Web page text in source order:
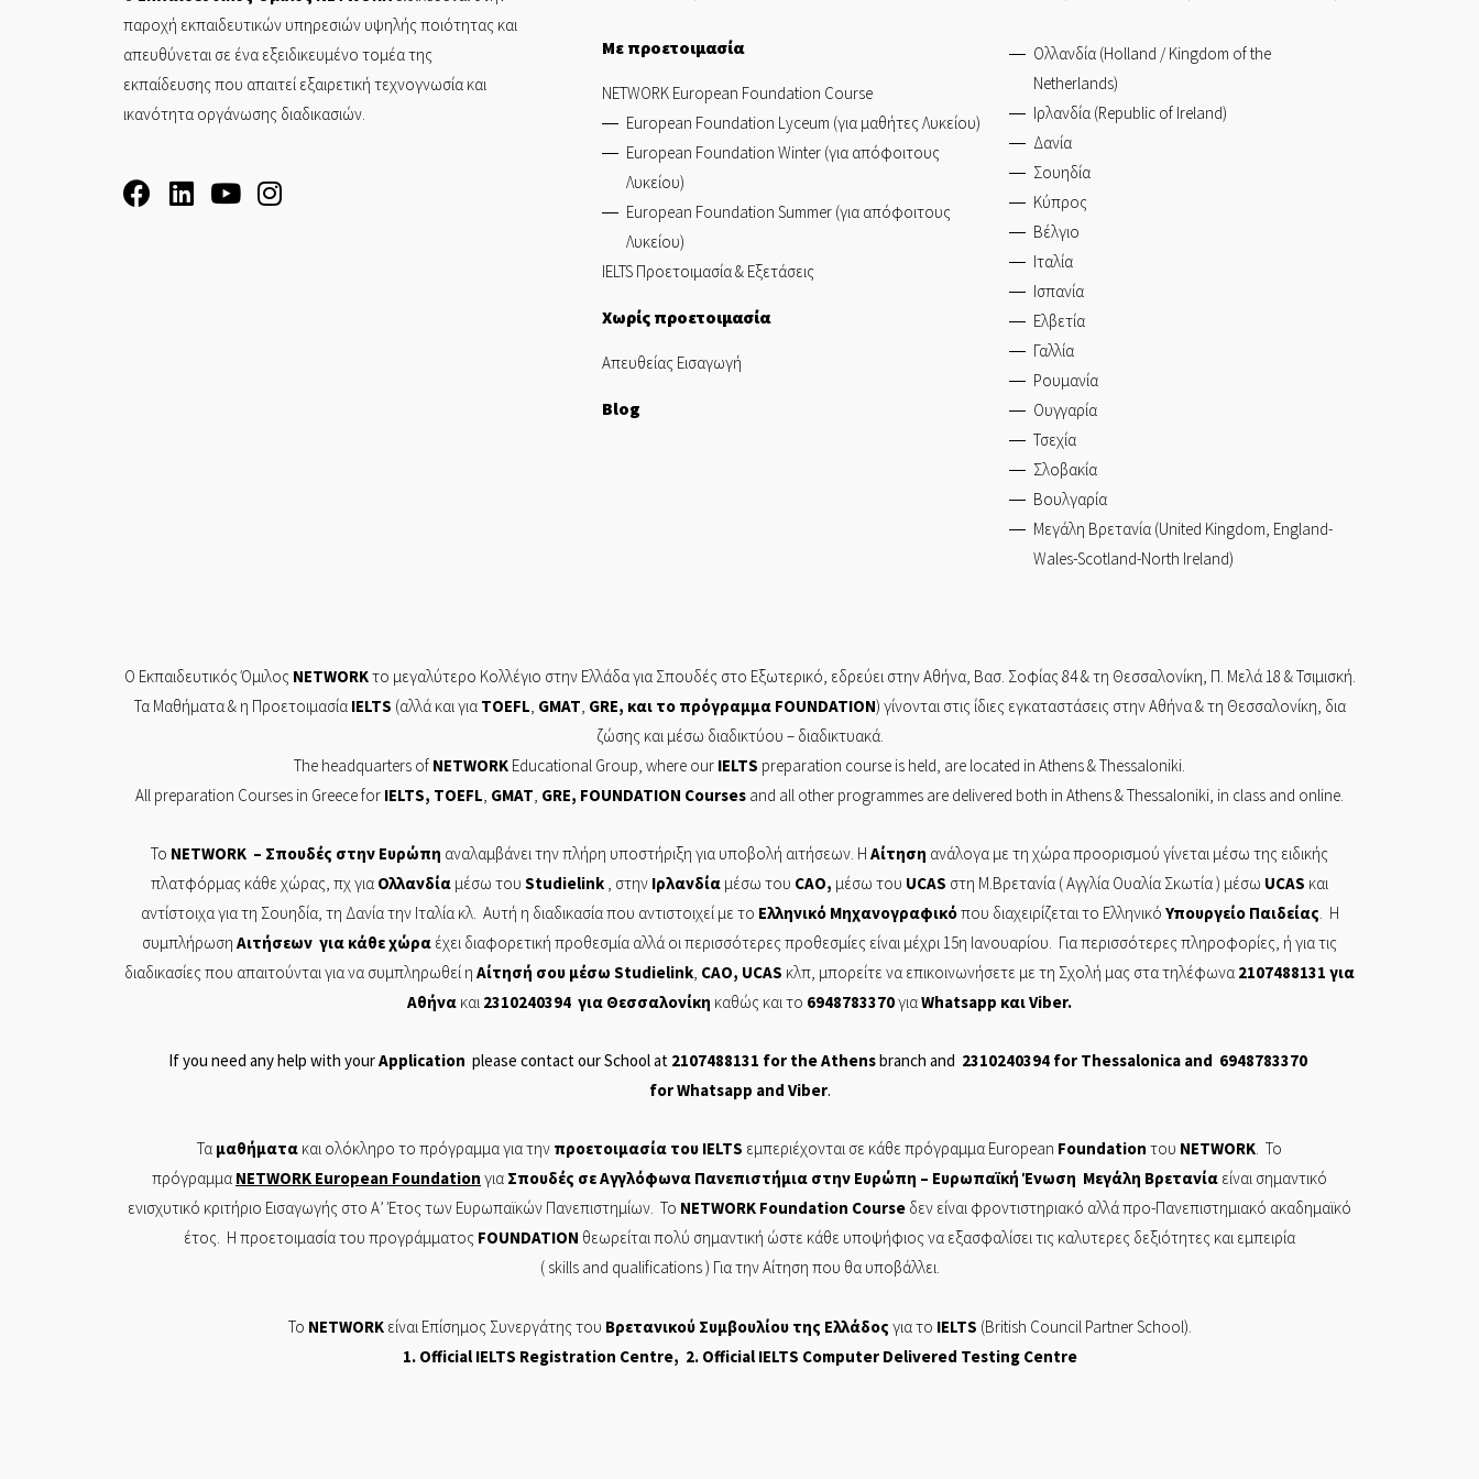
παροχή εκπαιδευτικών υπηρεσιών υψηλής ποιότητας και
απευθύνεται σε ένα εξειδικευμένο τομέα της
εκπαίδευσης που απαιτεί εξαιρετική τεχνογνωσία και
ικανότητα οργάνωσης διαδικασιών.
Με προετοιμασία
NETWORK European Foundation Course
European Foundation Lyceum (για μαθήτες Λυκείου)
European Foundation Winter (για απόφοιτους
Λυκείου)
European Foundation Summer (για απόφοιτους
Λυκείου)
IELTS Προετοιμασία & Εξετάσεις
Χωρίς προετοιμασία
Απευθείας Εισαγωγή
Blog
Ολλανδία (Holland / Kingdom of the
Netherlands)
Ιρλανδία (Republic of Ireland)
Δανία
Σουηδία
Κύπρος
Βέλγιο
Ιταλία
Ισπανία
Ελβετία
Γαλλία
Ρουμανία
Ουγγαρία
Τσεχία
Σλοβακία
Βουλγαρία
Μεγάλη Βρετανία (United Kingdom, England-
Wales-Scotland-North Ireland)
Ο Εκπαιδευτικός Όμιλος NETWORKτο μεγαλύτερο Κολλέγιο στην Ελλάδα για Σπουδές στο Εξωτερικό, εδρεύει στηνΑθήνα, Βασ. Σοφίας 84& τη Θεσσαλονίκη, Π. Μελά 18 & Τσιμισκή.
Τα Mαθήματα & η Προετοιμασία IELTS (αλλά και για TOEFL GMAT GRE, και το πρόγραμμα FOUNDATION) γίνονται στις ίδιες εγκαταστάσεις στην Αθήνα & τη Θεσσαλονίκη, δια
ζώσης και μέσω διαδικτύου – διαδικτυακά.
The headquarters of NETWORK Educational Group, where our IELTS preparation course is held, are located in Athens & Thessaloniki.
All preparation Courses in Greece for IELTS, TOEFL GMAT GRE, FOUNDATION Courses and all other programmes are delivered both in Athens & Thessaloniki, in class and online.
Το NETWORK – Σπουδές στην Ευρώπη αναλαμβάνει την πλήρη υποστήριξη για υποβολή αιτήσεων. Η Αίτηση ανάλογα με τη χώρα προορισμού γίνεται μέσω της ειδικής
πλατφόρμας κάθε χώρας, πχ για Ολλανδία μέσω του Studielink , στην Ιρλανδία μέσω του CAO, μέσω του UCAS στη Μ.Βρετανία ( Αγγλία Ουαλία Σκωτία ) μέσω UCAS και
αντίστοιχα για τη Σουηδία, τη Δανία την Ιταλία κλ. Αυτή η διαδικασία που αντιστοιχεί με το Ελληνικό Μηχανογραφικόπου διαχειρίζεται το Ελληνικό Υπουργείο Παιδείας . Η
συμπλήρωση Αιτήσεων για κάθε χώρα έχει διαφορετική προθεσμία αλλά οι περισσότερες προθεσμίες είναι μέχρι 15η Ιανουαρίου. Για περισσότερες πληροφορίες, ή για τις
διαδικασίες που απαιτούνται για να συμπληρωθεί η Αίτησή σου μέσω Studielink CAO, UCAS κλπ, μπορείτε να επικοινωνήσετε με τη Σχολή μας στα τηλέφωνα 2107488131 για
Αθήνα και 2310240394 για Θεσσαλονίκη καθώς και το 6948783370γιαWhatsapp καιViber.
If you need any help with yourApplication please contact our School at 2107488131 for the Athensbranch and 2310240394 for Thessalonica and 6948783370
forWhatsapp and Viber.
Τα μαθήματα και ολόκληρο το πρόγραμμα για την προετοιμασία του IELTS εμπεριέχονται σε κάθε πρόγραμμα European Foundation του NETWORK. Το
πρόγραμμα NETWORK European Foundation για Σπουδές σε Αγγλόφωνα Πανεπιστήμια στην Ευρώπη – Ευρωπαϊκή Ένωση Μεγάλη Βρετανία είναι σημαντικό
ενισχυτικό κριτήριο Εισαγωγής στο Α’ Έτος των Ευρωπαϊκών Πανεπιστημίων. Το NETWORK Foundation Course δεν είναι φροντιστηριακό αλλά προ-Πανεπιστημιακό ακαδημαϊκό
έτος. Η προετοιμασία του προγράμματος FOUNDATION θεωρείται πολύ σημαντική ώστε κάθε υποψήφιος να εξασφαλίσει τις καλυτερες δεξιότητες και εμπειρία
( skills and qualifications) Για την Αίτηση που θα υποβάλλει.
Το NETWORKείναι Επίσημος Συνεργάτης του Βρετανικού Συμβουλίου της Ελλάδος για το IELTS (British Council Partner School).
1. Official IELTS Registration Centre, 2. Official IELTS Computer Delivered Testing Centre